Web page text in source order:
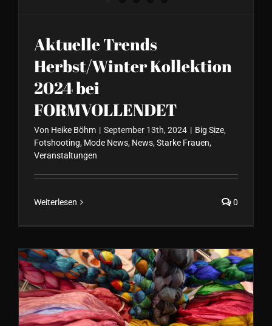
Aktuelle Trends
Herbst/Winter Kollektion
2024 bei
FORMVOLLENDET
Von Heike Böhm | September 13th, 2024 | Big Size,
Fotshooting, Mode News, News, Starke Frauen,
Veranstaltungen
Weiterlesen 0
Start in den Modefrühling
(Sommer) 2024 bei